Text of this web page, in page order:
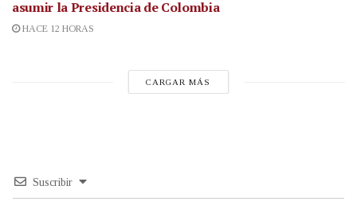
asumir la Presidencia de Colombia
HACE 12 HORAS
CARGAR MÁS
Suscribir